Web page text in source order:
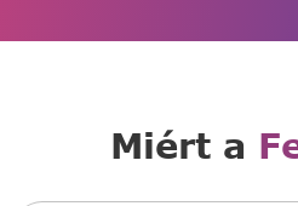
Miért a